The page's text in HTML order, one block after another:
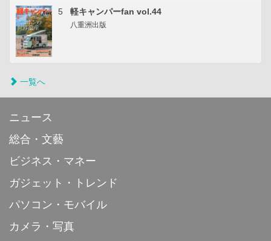
5 軽キャンパーfan vol.44
八重洲出版
一覧へ
ニュース
総合・文藝
ビジネス・マネー
ガジェット・トレンド
パソコン・モバイル
カメラ・写真